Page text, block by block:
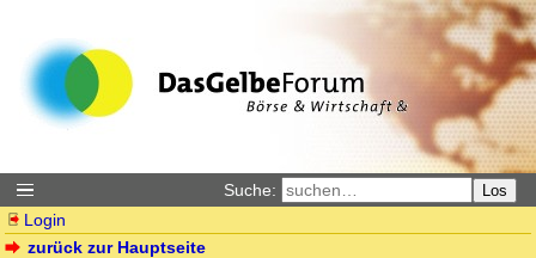
Suche: Los
Login
zurück zur Hauptseite